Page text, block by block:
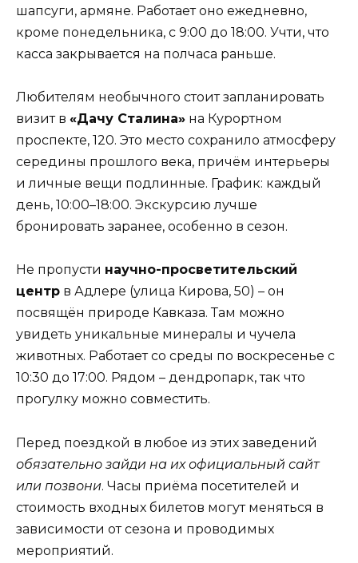
шапсуги, армяне. Работает оно ежедневно,
кроме понедельника, с 9:00 до 18:00. Учти, что
касса закрывается на полчаса раньше.
Любителям необычного стоит запланировать
визит в «Дачу Сталина» на Курортном
проспекте, 120. Это место сохранило атмосферу
середины прошлого века, причём интерьеры
и личные вещи подлинные. График: каждый
день, 10:00–18:00. Экскурсию лучше
бронировать заранее, особенно в сезон.
Не пропусти научно-просветительский
центр в Адлере (улица Кирова, 50) – он
посвящён природе Кавказа. Там можно
увидеть уникальные минералы и чучела
животных. Работает со среды по воскресенье с
10:30 до 17:00. Рядом – дендропарк, так что
прогулку можно совместить.
Перед поездкой в любое из этих заведений
обязательно зайди на их официальный сайт
или позвони. Часы приёма посетителей и
стоимость входных билетов могут меняться в
зависимости от сезона и проводимых
мероприятий.